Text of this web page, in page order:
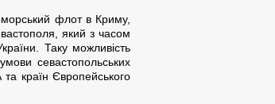
флот в Криму,
який з часом
Таку можливість
севастопольських
та країн Європейського